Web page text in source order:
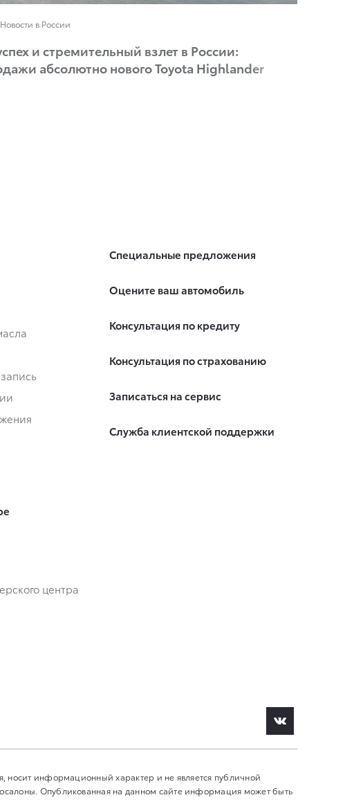
Новости в России
и стремительный взлет в России:
абсолютно нового Toyota Highlander
центра
Специальные предложения
Оцените ваш автомобиль
Консультация по кредиту
Консультация по страхованию
Записаться на сервис
Служба клиентской поддержки
носит информационный характер и не является публичной
Опубликованная на данном сайте информация может быть